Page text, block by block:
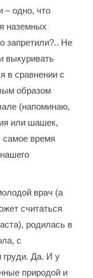
одно, что
наземных
запретили?.. Не
выкуривать
в сравнении с
образом
(напоминаю,
или шашек,
самое время
врач (а
считаться
родилась в
с
груди. Да. И у
природой и